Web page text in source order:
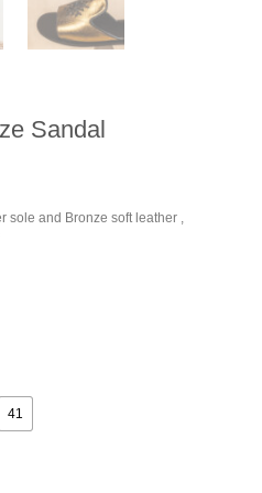
Sandal
and Bronze soft leather ,
41